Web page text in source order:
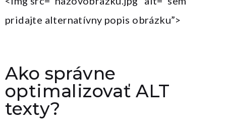
pridajte alternatívny popis obrázku”>
Ako správne
optimalizovať ALT
texty?